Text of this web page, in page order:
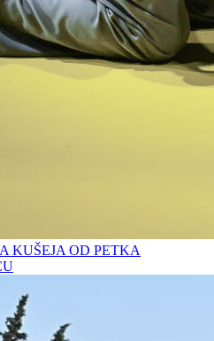
KUŠEJA OD PETKA